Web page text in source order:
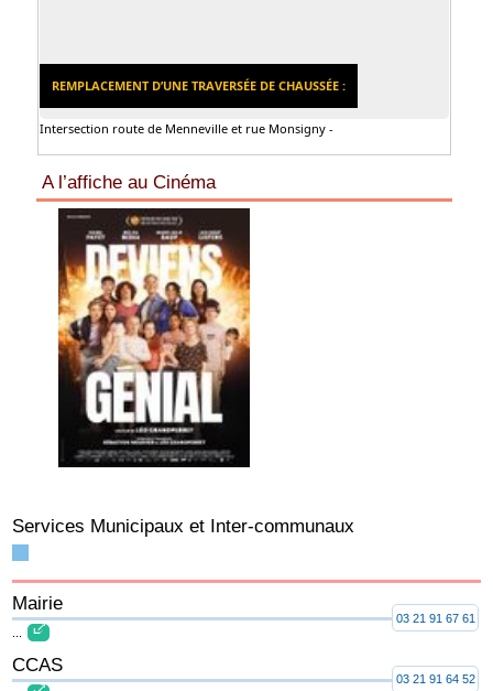
REMPLACEMENT D’UNE TRAVERSÉE DE CHAUSSÉE :
Intersection route de Menneville et rue Monsigny -
A l’affiche au Cinéma
Services Municipaux et Inter-communaux
Mairie
03 21 91 67 61
CCAS
03 21 91 64 52